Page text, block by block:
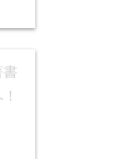
書